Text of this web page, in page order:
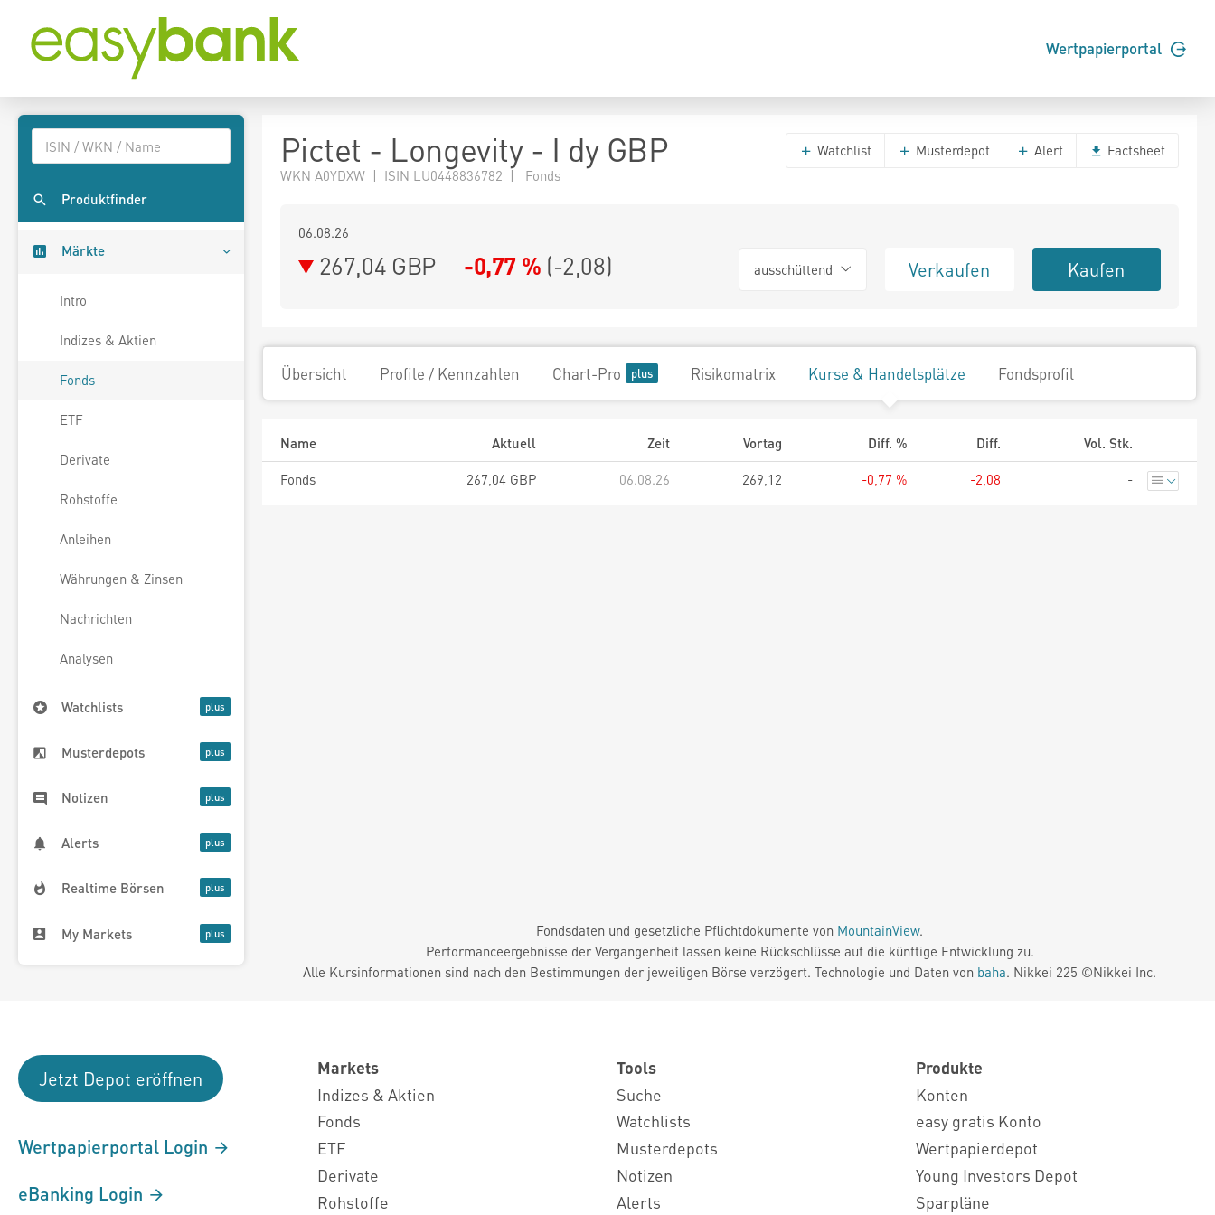
Wertpapierportal
Produktfinder
Märkte
Intro
Indizes & Aktien
Fonds
ETF
Derivate
Rohstoffe
Anleihen
Währungen & Zinsen
Nachrichten
Analysen
Watchlists
Musterdepots
Notizen
Alerts
Realtime Börsen
My Markets
Pictet - Longevity - I dy GBP
WKN A0YDXW | ISIN LU0448836782 | Fonds
Watchlist Musterdepot Alert Factsheet
06.08.26
267,04 GBP -0,77 % (-2,08) ausschüttend Verkaufen Kaufen
Übersicht Profile / Kennzahlen Chart-Pro Risikomatrix Kurse & Handelsplätze Fondsprofil
Name Aktuell Zeit Vortag Diff. % Diff.
Vol. Stk.
Fonds
267,04 GBP 06.08.26 269,12 -0,77 % -2,08 -
Fondsdaten und gesetzliche Pflichtdokumente von MountainView.
Performanceergebnisse der Vergangenheit lassen keine Rückschlüsse auf die künftige Entwicklung zu.
Alle Kursinformationen sind nach den Bestimmungen der jeweiligen Börse verzögert. Technologie und Daten von baha. Nikkei 225 ©Nikkei Inc.
Jetzt Depot eröffnen
Wertpapierportal Login
eBanking Login
Markets
Indizes & Aktien
Fonds
ETF
Derivate
Rohstoffe
Tools
Suche
Watchlists
Musterdepots
Notizen
Alerts
Produkte
Konten
easy gratis Konto
Wertpapierdepot
Young Investors Depot
Sparpläne